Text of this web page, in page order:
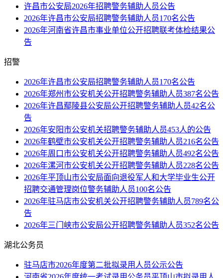
许昌市公安局2026年招聘警务辅助人员公告
2026年许昌市公安局招聘警务辅助人员170名公告
2026年河南省许昌市事业单位公开招聘联考体检结果公
告
招警
2026年许昌市公安局招聘警务辅助人员170名公告
2026年郑州市公安机关公开招聘警务辅助人员387名公告
2026年许昌鄢陵县公安局公开招聘警务辅助人员42名公
告
2026年安阳市公安机关招聘警务辅助人员453人的公告
2026年鹤壁市公安机关公开招聘警务辅助人员216名公告
2026年周口市公安机关公开招聘警务辅助人员492名公告
2026年漯河市公安机关公开招聘警务辅助人员228名公告
2026年平顶山市公安局面向退役军人和大学毕业生公开
招聘交通管理岗位警务辅助人员100名公告
2026年驻马店市公安机关公开招聘警务辅助人员789名公
告
2026年三门峡市公安局公开招聘警务辅助人员352名公告
湖北公务员
驻马店市2026年度第二批拟录用人员公示公告